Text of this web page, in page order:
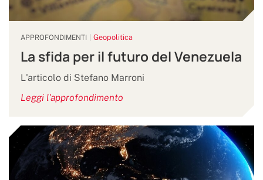
APPROFONDIMENTI Geopolitica
La sfida per il futuro del Venezuela
L'articolo di Stefano Marroni
Leggi l'approfondimento